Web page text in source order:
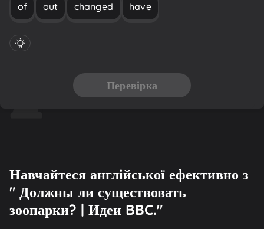
of out changed have
Перевірка
Навчайтеся англійської ефективно з
" Должны ли существовать
зоопарки? | Идеи BBC."